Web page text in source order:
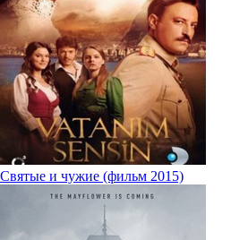
Святые и чужие (фильм 2015)